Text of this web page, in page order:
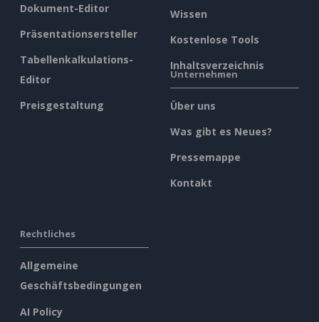
Dokument-Editor
Präsentationsersteller
Tabellenkalkulations-
Editor
Preisgestaltung
Wissen
Kostenlose Tools
Inhaltsverzeichnis
Unternehmen
Über uns
Was gibt es Neues?
Pressemappe
Kontakt
Rechtliches
Allgemeine
Geschäftsbedingungen
AI Policy